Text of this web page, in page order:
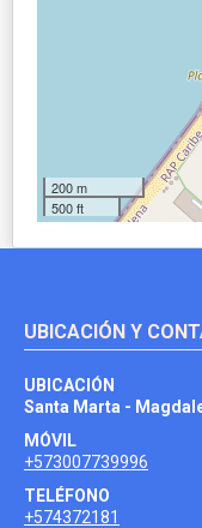
200 m
500 ft
UBICACIÓN Y
UBICACIÓN
Santa Marta -
MÓVIL
+573007739996
TELÉFONO
+574372181